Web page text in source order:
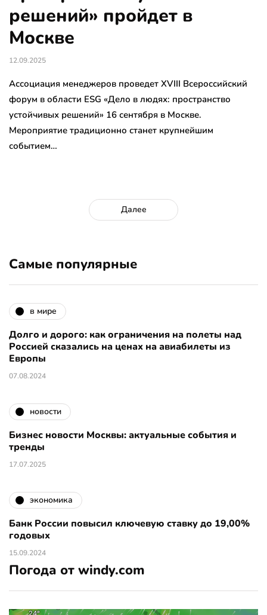
решений» пройдет в
Москве
12.09.2025
Ассоциация менеджеров проведет XVIII Всероссийский
форум в области ESG «Дело в людях: пространство
устойчивых решений» 16 сентября в Москве.
Мероприятие традиционно станет крупнейшим
событием…
Далее
Самые популярные
в мире
Долго и дорого: как ограничения на полеты над
Россией сказались на ценах на авиабилеты из
Европы
07.08.2024
новости
Бизнес новости Москвы: актуальные события и
тренды
17.07.2025
экономика
Банк России повысил ключевую ставку до 19,00%
годовых
15.09.2024
Погода от windy.com